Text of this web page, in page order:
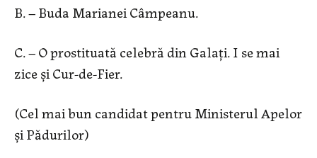
B. – Buda Marianei Câmpeanu.
C. – O prostituată celebră din Galați. I se mai
zice și Cur-de-Fier.
(Cel mai bun candidat pentru Ministerul Apelor
și Pădurilor)